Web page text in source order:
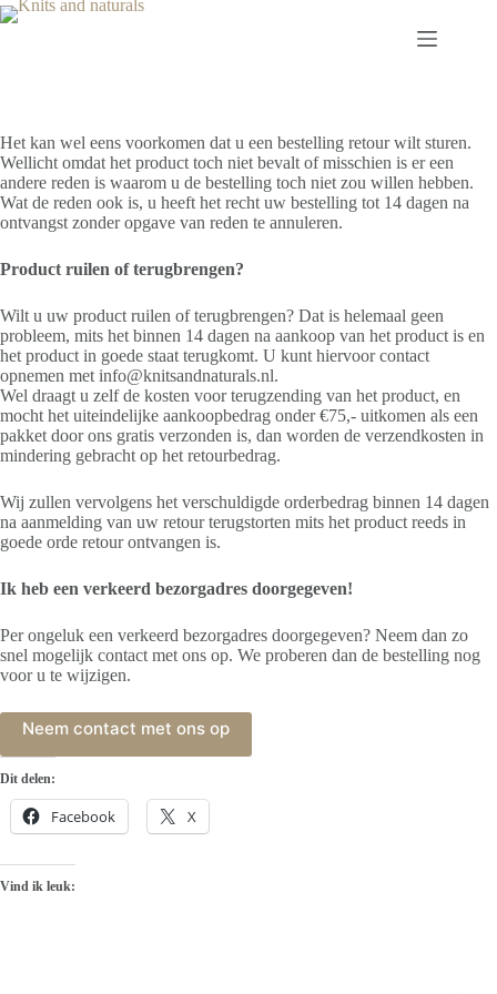
Ga
naar
Het kan wel eens voorkomen dat u een bestelling retour wilt sturen.
Wellicht omdat het product toch niet bevalt of misschien is er een
andere reden is waarom u de bestelling toch niet zou willen hebben.
Wat de reden ook is, u heeft het recht uw bestelling tot 14 dagen na
ontvangst zonder opgave van reden te annuleren.
Product ruilen of terugbrengen?
Wilt u uw product ruilen of terugbrengen? Dat is helemaal geen
probleem, mits het binnen 14 dagen na aankoop van het product is en
het product in goede staat terugkomt. U kunt hiervoor contact
opnemen met info@knitsandnaturals.nl.
Wel draagt u zelf de kosten voor terugzending van het product, en
mocht het uiteindelijke aankoopbedrag onder €75,- uitkomen als een
pakket door ons gratis verzonden is, dan worden de verzendkosten in
mindering gebracht op het retourbedrag.
Wij zullen vervolgens het verschuldigde orderbedrag binnen 14 dagen
na aanmelding van uw retour terugstorten mits het product reeds in
goede orde retour ontvangen is.
Ik heb een verkeerd bezorgadres doorgegeven!
Per ongeluk een verkeerd bezorgadres doorgegeven? Neem dan zo
snel mogelijk contact met ons op. We proberen dan de bestelling nog
voor u te wijzigen.
Neem contact met ons op
Dit delen:
Facebook X
Vind ik leuk: